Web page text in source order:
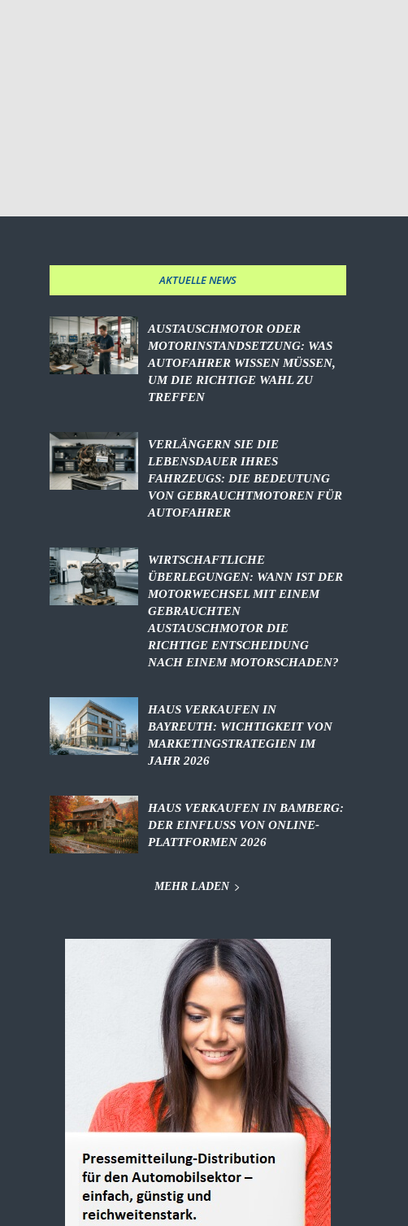
AKTUELLE NEWS
AUSTAUSCHMOTOR ODER
MOTORINSTANDSETZUNG: WAS
AUTOFAHRER WISSEN MÜSSEN,
UM DIE RICHTIGE WAHL ZU
TREFFEN
VERLÄNGERN SIE DIE
LEBENSDAUER IHRES
FAHRZEUGS: DIE BEDEUTUNG
VON GEBRAUCHTMOTOREN FÜR
AUTOFAHRER
WIRTSCHAFTLICHE
ÜBERLEGUNGEN: WANN IST DER
MOTORWECHSEL MIT EINEM
GEBRAUCHTEN
AUSTAUSCHMOTOR DIE
RICHTIGE ENTSCHEIDUNG
NACH EINEM MOTORSCHADEN?
HAUS VERKAUFEN IN
BAYREUTH: WICHTIGKEIT VON
MARKETINGSTRATEGIEN IM
JAHR 2026
HAUS VERKAUFEN IN BAMBERG:
DER EINFLUSS VON ONLINE-
PLATTFORMEN 2026
MEHR LADEN